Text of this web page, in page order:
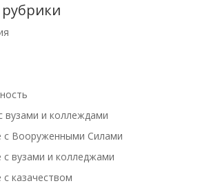
вузами и коллеждами
с Вооруженными Силами
с вузами и колледжами
казачеством